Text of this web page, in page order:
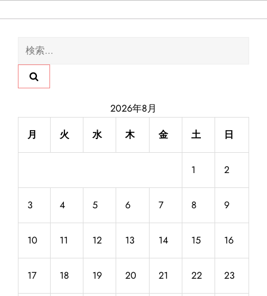
検
索:
2026年8月
月
火 水 木 金 土 日
1 2
3 4 5 6 7 8 9
10 11 12 13 14 15 16
17 18 19 20 21 22 23